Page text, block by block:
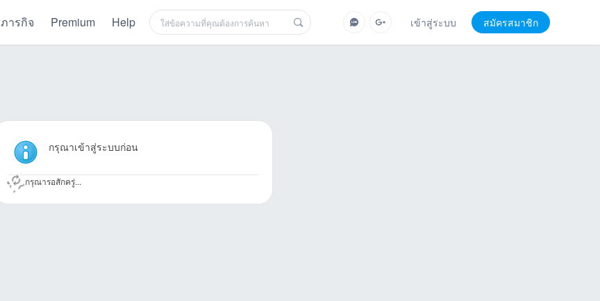
ภารกิจ Premium Help เข้าสู่ระบบ สมัครสมาชิก
กรุณาเข้าสู่ระบบก่อน
กรุณารอสักครู่...